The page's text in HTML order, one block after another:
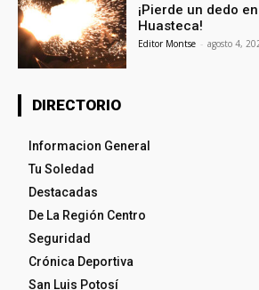
¡Pierde un dedo
Huasteca!
Editor Montse - agosto 4,
DIRECTORIO
Informacion General
Tu Soledad
Destacadas
De La Región Centro
Seguridad
Crónica Deportiva
San Luis Potosí